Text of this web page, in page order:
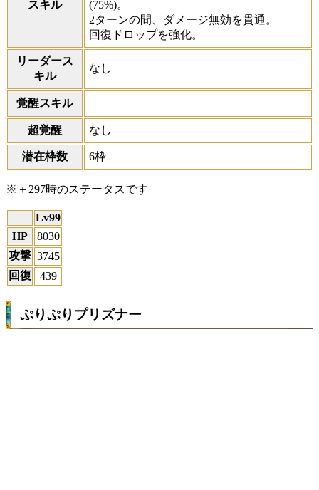
スキル
(75%)。
2ターンの間、ダメージ無効を貫通。
回復ドロップを強化。
リーダース
キル
なし
覚醒スキル
超覚醒 なし
潜在枠数 6枠
※＋297時のステータスです
Lv99
HP
8030
攻撃 3745
回復
439
ぷりぷりプリズナー